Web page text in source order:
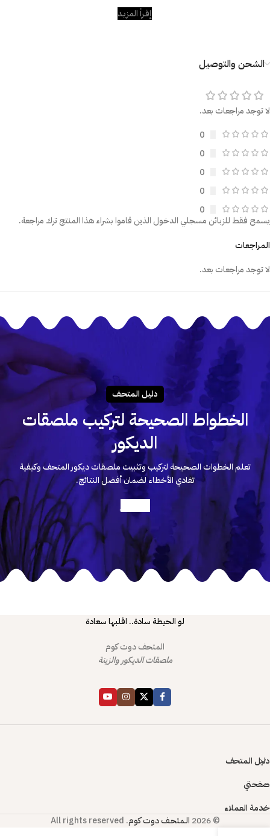
إقـرأ المزيـد
الشحن والتوصيل
لا توجد مراجعات بعد.
0
0
0
0
0
المراجعات
لا توجد مراجعات بعد.
يسمح فقط للزبائن مسجلي الدخول الذين قاموا بشراء هذا المنتج ترك مراجعة.
دليـل المتحـف
الخطواط الصحيحة لتركيب ملصقات
الديكور
تعلم الخطوات الصحيحة لتركيب وتثبيت ملصقات ديكور المتحف وكيفية
تفادي الأخطاء لضمان أفضل النتائج.
لو الحيطة سادة.. اقلبها سعادة
المتحف دوت كوم
ملصقات الديكور والزينة
دليل المتحف
صفحتي
خدمة العملاء
© 2026
الـمتحـف دوت كوم. All rights reserved